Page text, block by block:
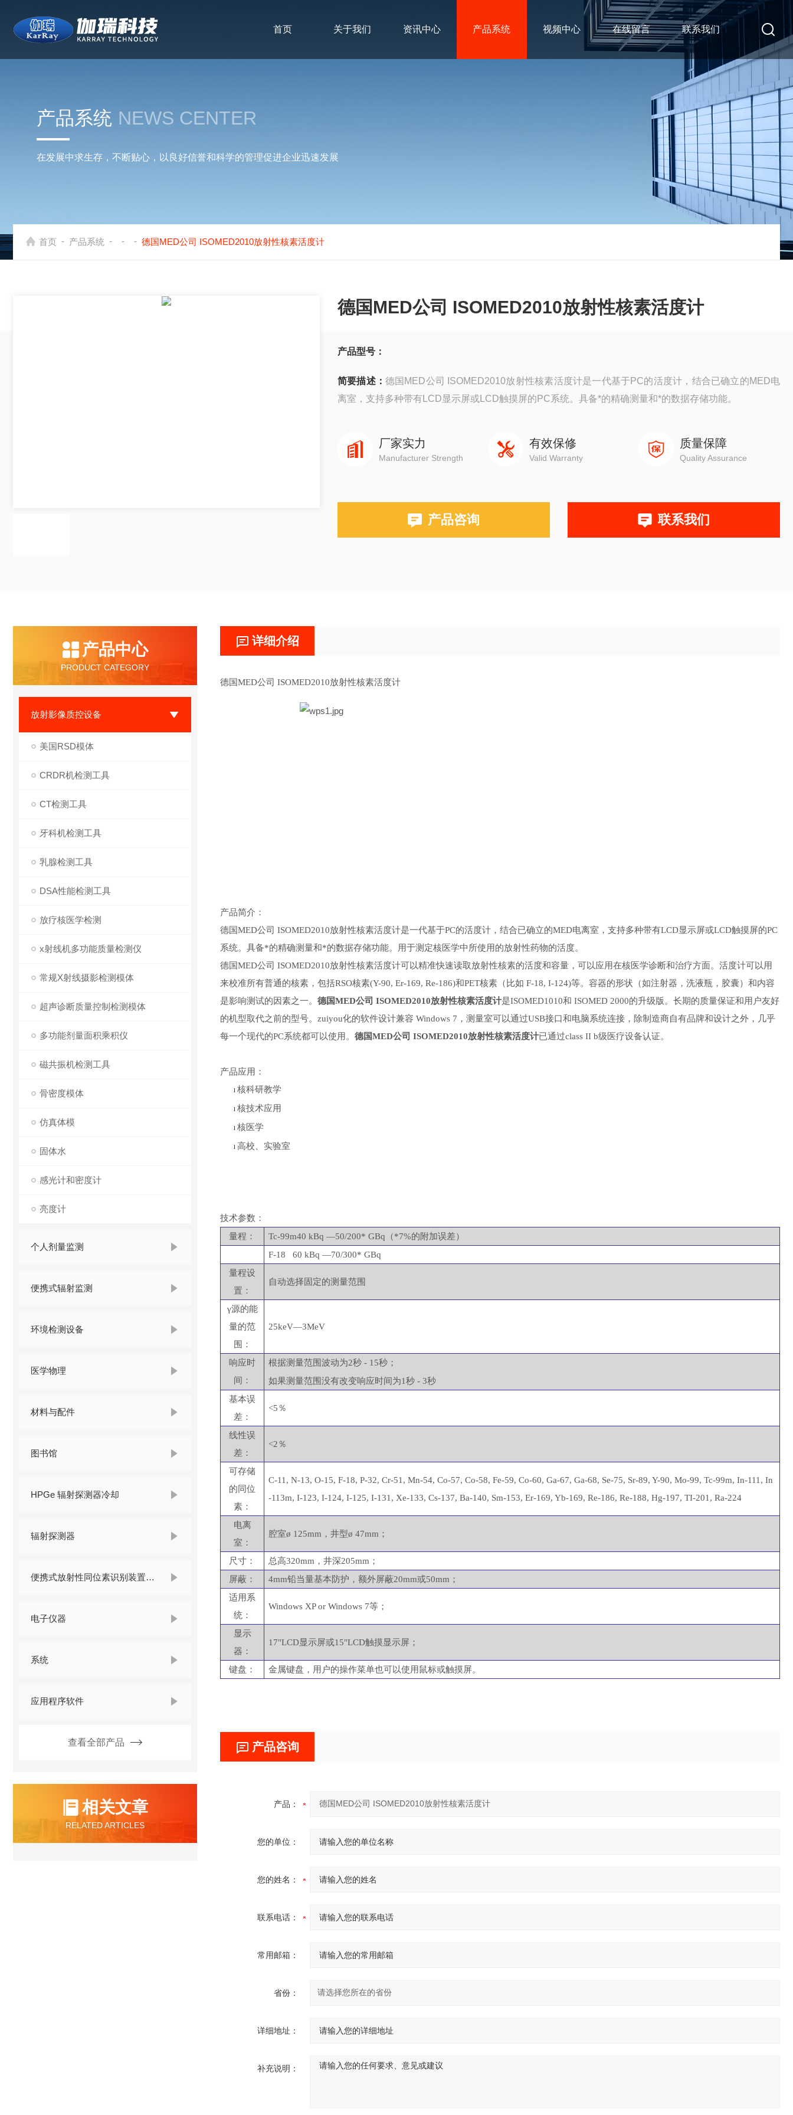
首页 关于我们 资讯中心 产品系统 视频中心 在线留言 联系我们
产品系统 NEWS CENTER
在发展中求生存，不断贴心，以良好信誉和科学的管理促进企业迅速发展
首页 - 产品系统 - - - 德国MED公司 ISOMED2010放射性核素活度计
德国MED公司 ISOMED2010放射性核素活度计
产品型号：
简要描述： 德国MED公司 ISOMED2010放射性核素活度计是一代基于PC的活度计，结合已确立的MED电
离室，支持多种带有LCD显示屏或LCD触摸屏的PC系统。具备*的精确测量和*的数据存储功能。
厂家实力
Manufacturer Strength
有效保修
Valid Warranty
质量保障
Quality Assurance
产品咨询 联系我们
产品中心
PRODUCT CATEGORY
放射影像质控设备
美国RSD模体
CRDR机检测工具
CT检测工具
牙科机检测工具
乳腺检测工具
DSA性能检测工具
放疗核医学检测
x射线机多功能质量检测仪
常规X射线摄影检测模体
超声诊断质量控制检测模体
多功能剂量面积乘积仪
磁共振机检测工具
骨密度模体
仿真体模
固体水
感光计和密度计
亮度计
个人剂量监测
便携式辐射监测
环境检测设备
医学物理
材料与配件
图书馆
HPGe 辐射探测器冷却
辐射探测器
便携式放射性同位素识别装置 （RIID）
电子仪器
系统
应用程序软件
查看全部产品
相关文章
RELATED ARTICLES
详细介绍
德国MED公司 ISOMED2010放射性核素活度计
产品简介：
德国MED公司 ISOMED2010放射性核素活度计是一代基于PC的活度计，结合已确立的MED电离室，支持多种带有LCD显示屏或LCD触摸屏的PC
系统。具备*的精确测量和*的数据存储功能。用于测定核医学中所使用的放射性药物的活度。
德国MED公司 ISOMED2010放射性核素活度计可以精准快速读取放射性核素的活度和容量，可以应用在核医学诊断和治疗方面。活度计可以用
来校准所有普通的核素，包括RSO核素(Y-90, Er-169, Re-186)和PET核素（比如 F-18, I-124)等。容器的形状（如注射器，洗液瓶，胶囊）和内容
是影响测试的因素之一。 德国MED公司 ISOMED2010放射性核素活度计是ISOMED1010和 ISOMED 2000的升级版。长期的质量保证和用户友好
的机型取代之前的型号。zuiyou化的软件设计兼容 Windows 7，测量室可以通过USB接口和电脑系统连接，除制造商自有品牌和设计之外，几乎
每一个现代的PC系统都可以使用。 德国MED公司 ISOMED2010放射性核素活度计已通过class II b级医疗设备认证。
产品应用：
l 核科研教学
l 核技术应用
l 核医学
l 高校、实验室
技术参数：
量程：
Tc-99m40 kBq —50/200* GBq（*7%的附加误差）
F-18 60 kBq —70/300* GBq
量程设
置：
自动选择固定的测量范围
γ源的能
量的范
围：
25keV—3MeV
响应时
间：
根据测量范围波动为2秒 - 15秒；
如果测量范围没有改变响应时间为1秒 - 3秒
基本误
差：
<5％
线性误
差：
<2％
可存储
的同位
素：
C-11, N-13, O-15, F-18, P-32, Cr-51, Mn-54, Co-57, Co-58, Fe-59, Co-60, Ga-67, Ga-68, Se-75, Sr-89, Y-90, Mo-99, Tc-99m, In-111, In
-113m, I-123, I-124, I-125, I-131, Xe-133, Cs-137, Ba-140, Sm-153, Er-169, Yb-169, Re-186, Re-188, Hg-197, TI-201, Ra-224
电离
室：
腔室ø 125mm，井型ø 47mm；
尺寸： 总高320mm，井深205mm；
屏蔽：
4mm铅当量基本防护，额外屏蔽20mm或50mm；
适用系
统：
Windows XP or Windows 7等；
显示
器：
17"LCD显示屏或15"LCD触摸显示屏；
键盘： 金属键盘，用户的操作菜单也可以使用鼠标或触摸屏。
产品咨询
产品：
您的单位：
您的姓名：
联系电话：
常用邮箱：
省份：
详细地址：
补充说明：